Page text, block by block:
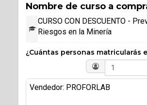
Nombre de curso a
CURSO CON DESCUENTO -
Riesgos en la Minería
¿Cuántas personas matricularás
Vendedor: PROFORLAB